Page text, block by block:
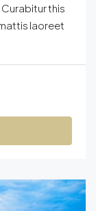
this
laoreet